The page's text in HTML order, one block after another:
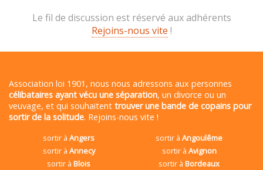
Le fil de discussion est réservé aux adhérents
Rejoins-nous vite !
Association loi 1901, nous nous adressons aux personnes
célibataires ayant vécu une séparation, un divorce ou un
veuvage, et qui souhaitent trouver une bande de copains pour
sortir de la solitude. Rejoins-nous vite !
sortir àAngers sortir àAngoulême
sortir à Annecy sortir à Avignon
sortir àBlois sortir àBordeaux